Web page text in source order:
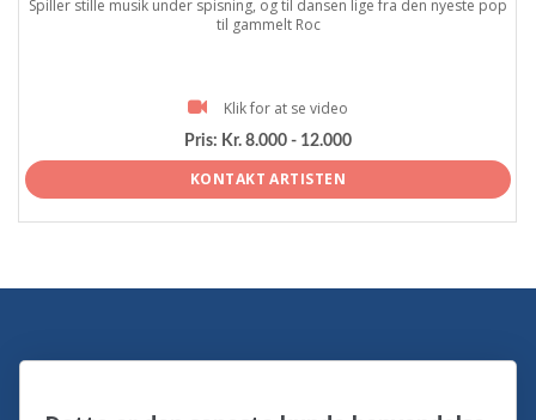
Spiller stille musik under spisning, og til dansen lige fra den nyeste pop
til gammelt Roc
Klik for at se video
Pris: Kr. 8.000 - 12.000
KONTAKT ARTISTEN